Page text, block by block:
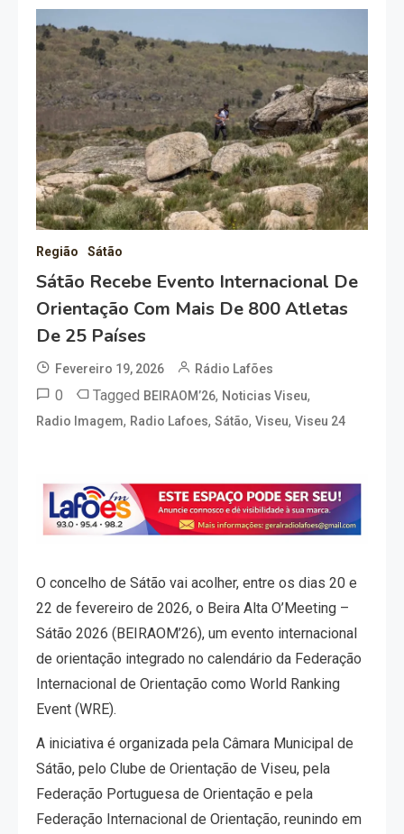
Região Sátão
Sátão Recebe Evento Internacional De
Orientação Com Mais De 800 Atletas
De 25 Países
Fevereiro 19, 2026 Rádio Lafões
0 Tagged BEIRAOM’26, Noticias Viseu,
Radio Imagem, Radio Lafoes, Sátão, Viseu, Viseu 24
O concelho de Sátão vai acolher, entre os dias 20 e
22 de fevereiro de 2026, o Beira Alta O’Meeting –
Sátão 2026 (BEIRAOM’26), um evento internacional
de orientação integrado no calendário da Federação
Internacional de Orientação como World Ranking
Event (WRE).
A iniciativa é organizada pela Câmara Municipal de
Sátão, pelo Clube de Orientação de Viseu, pela
Federação Portuguesa de Orientação e pela
Federação Internacional de Orientação, reunindo em